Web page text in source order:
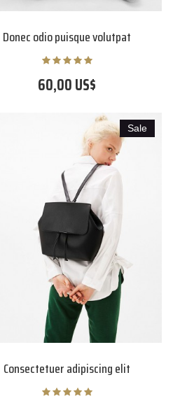
Donec odio puisque volutpat
60,00 US$
Sale
Consectetuer adipiscing elit